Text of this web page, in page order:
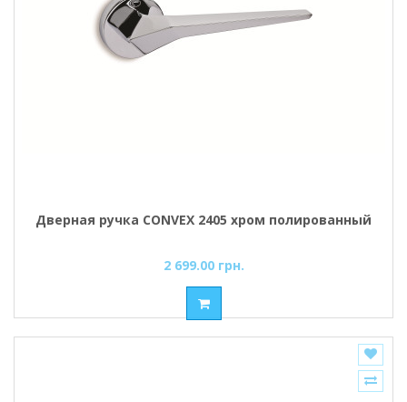
Дверная ручка CONVEX 2405 хром полированный
2 699.00 грн.